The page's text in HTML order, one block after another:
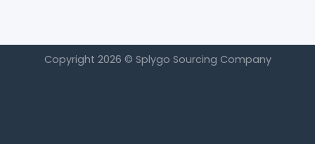
Copyright 2026 © Splygo Sourcing Company